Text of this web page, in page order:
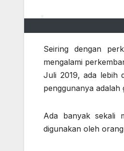
Seiring dengan
mengalami
Juli 2019, ada lebih
penggunanya adalah
Ada banyak sekali
digunakan oleh